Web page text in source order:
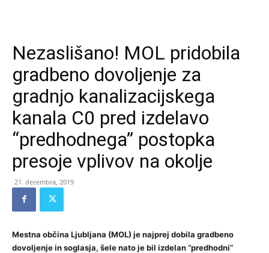
Nezaslišano! MOL pridobila
gradbeno dovoljenje za
gradnjo kanalizacijskega
kanala C0 pred izdelavo
“predhodnega” postopka
presoje vplivov na okolje
21. decembra, 2019
Mestna občina Ljubljana (MOL) je najprej dobila gradbeno
dovoljenje in soglasja, šele nato je bil izdelan “predhodni”